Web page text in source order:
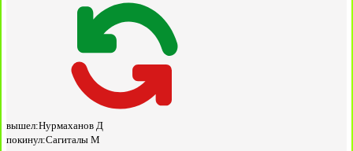
вышел:Нурмаханов Д
покинул:Сагиталы М